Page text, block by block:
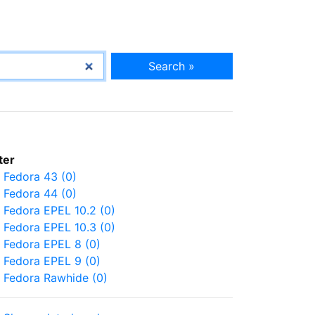
Search »
Fedora 43 (0)
Fedora 44 (0)
Fedora EPEL 10.2 (0)
Fedora EPEL 10.3 (0)
Fedora EPEL 8 (0)
Fedora EPEL 9 (0)
Fedora Rawhide (0)